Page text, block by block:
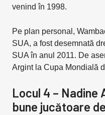
venind în 1998.
Pe plan personal,
SUA, a fost desemnată
SUA în anul 2011. De
Argint la Cupa Mondială
Locul 4 – Nadine
bune jucătoare